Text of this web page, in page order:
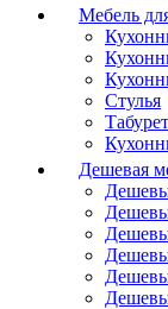
Мебель
Стулья
Дешевая